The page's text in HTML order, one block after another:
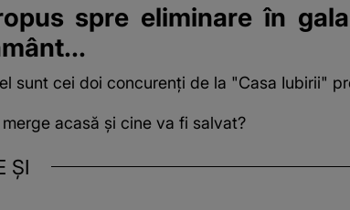
spre eliminare în
sunt cei doi concurenți de la "Casa Iubirii"
acasă și cine va fi salvat?
ȘI